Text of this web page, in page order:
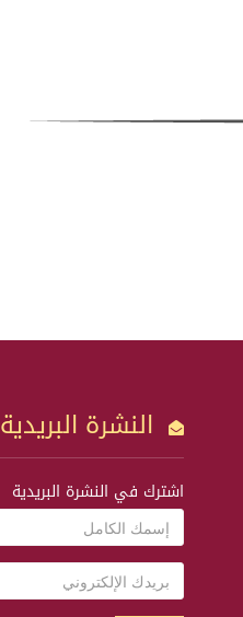
النشرة البريدية
اشترك في النشرة البريدية